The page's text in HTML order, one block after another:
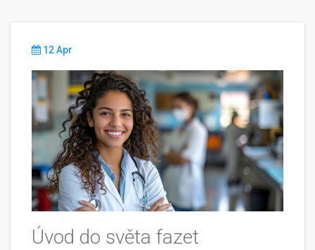
12 Apr
Úvod do světa fazet